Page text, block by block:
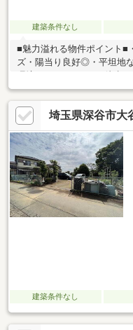
建築条件なし
■魅力溢れる物件ポイント■
ズ・陽当り良好◎・平坦地
便局まで徒歩22分古郡グル
業し地域密着で営業してお
ーム・お庭づくり、アパー
地活用まで、お客様と一生
努力してまいります。
埼玉県深谷市大
建築条件なし